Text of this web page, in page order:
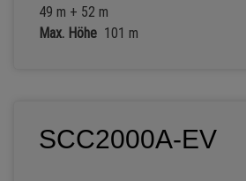
49 m + 52 m
Max. Höhe 101 m
SCC2000A-EV